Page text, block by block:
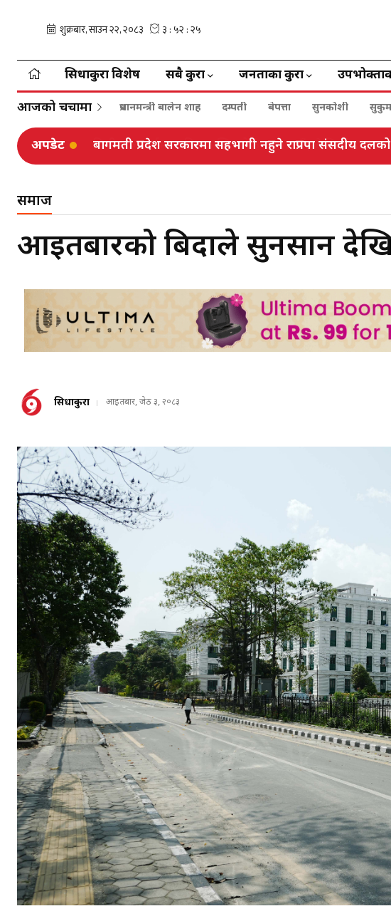
सिधाकुरा विशेष सबै कुरा जनताका कुरा
आजको चर्चामा प्रधानमन्त्री बालेन शाह दम्पती बेपत्ता सुनकोशी
अपडेट बिपी राजमार्गमा राति, कान्ति लोकपथमा साँझदेखि बिहानसम्म
समाज
आइतबारको बिदाले सुनसान
सिधाकुरा आइतबार, जेठ ३, २०८३